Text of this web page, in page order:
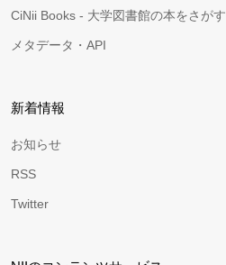
CiNii Books - 大学図書館の本をさがす
メタデータ・API
新着情報
お知らせ
RSS
Twitter